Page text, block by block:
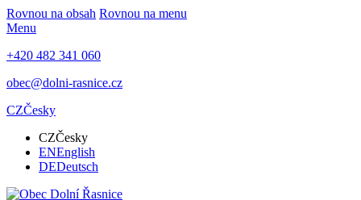
Rovnou na obsah Rovnou na menu
Menu
+420 482 341 060
obec@dolni-rasnice.cz
CZČesky
CZČesky
ENEnglish
DEDeutsch